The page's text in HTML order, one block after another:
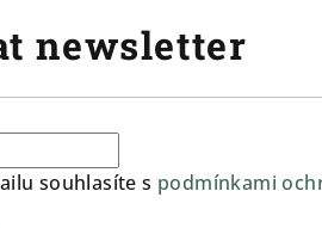
newsletter
souhlasíte s podmínkami